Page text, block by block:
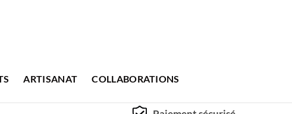
ARTISANAT COLLABORATIONS